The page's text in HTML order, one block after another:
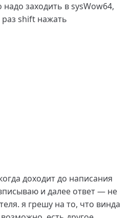
заходить в sysWow64,
раз shift нажать
доходит до написания
и далее ответ — не
я грешу на то, что винда